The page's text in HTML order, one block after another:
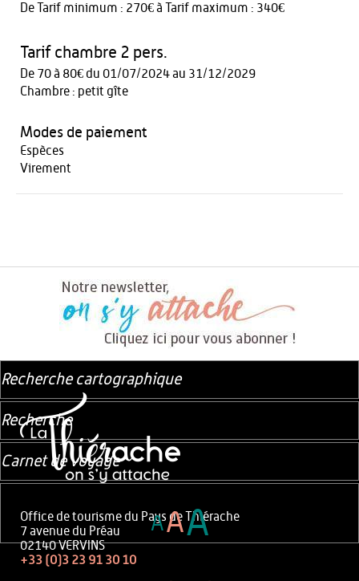
De Tarif minimum : 270€ à Tarif maximum : 340€
Tarif chambre 2 pers.
De 70 à 80€ du 01/07/2024 au 31/12/2029
Chambre : petit gîte
Modes de paiement
Espèces
Virement
Office de tourisme du Pays de Thiérache
7 avenue du Préau
02140 VERVINS
+33 (0)3 23 91 30 10
Recherche cartographique
Recherche
Carnet de voyage
AAA